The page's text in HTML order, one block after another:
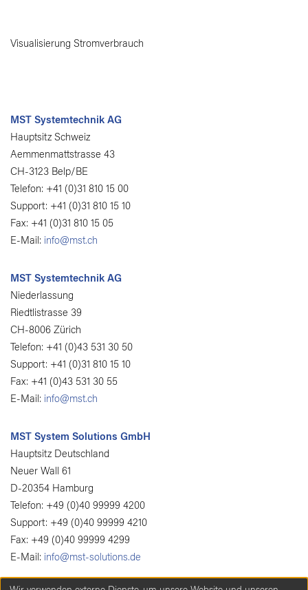
Visualisierung Stromverbrauch
MST Systemtechnik AG
Hauptsitz Schweiz
Aemmenmattstrasse 43
CH-3123 Belp/BE
Telefon: +41 (0)31 810 15 00
Support: +41 (0)31 810 15 10
Fax: +41 (0)31 810 15 05
E-Mail: info@mst.ch
MST Systemtechnik AG
Niederlassung
Riedtlistrasse 39
CH-8006 Zürich
Telefon: +41 (0)43 531 30 50
Support: +41 (0)31 810 15 10
Fax: +41 (0)43 531 30 55
E-Mail: info@mst.ch
MST System Solutions GmbH
Hauptsitz Deutschland
Neuer Wall 61
D-20354 Hamburg
Telefon: +49 (0)40 99999 4200
Support: +49 (0)40 99999 4210
Fax: +49 (0)40 99999 4299
E-Mail: info@mst-solutions.de